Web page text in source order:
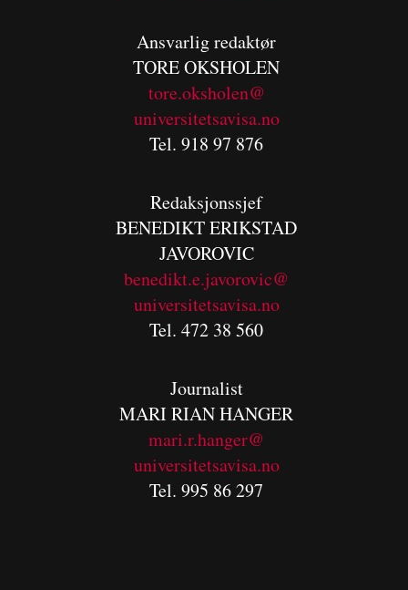
Ansvarlig redaktør
TORE OKSHOLEN
tore.oksholen@
universitetsavisa.no
Tel. 918 97 876
Redaksjonssjef
BENEDIKTERIKSTAD
JAVOROVIC
benedikt.e.javorovic@
universitetsavisa.no
Tel. 472 38 560
Journalist
MARI RIAN HANGER
mari.r.hanger@
universitetsavisa.no
Tel. 995 86 297